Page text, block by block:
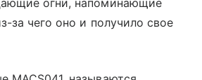
за чего оно и получило свое